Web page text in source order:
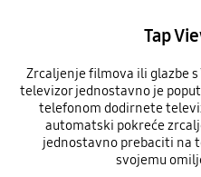
Tap
Zrcaljenje filmova ili glazbe
televizor jednostavno je
telefonom dodirnete
automatski pokreće
jednostavno prebaciti na
svojemu